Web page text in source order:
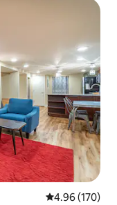
औसत रेटिंग 5 में से
4.96 (170)